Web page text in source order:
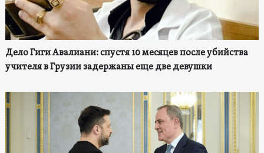
Дело Гиги Авалиани: спустя 10 месяцев после убийства
учителя в Грузии задержаны еще две девушки